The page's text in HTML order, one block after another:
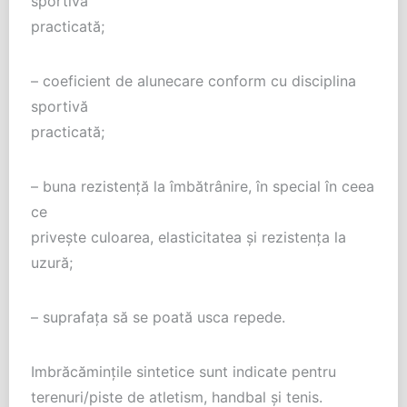
practicată;
– coeficient de alunecare conform cu disciplina
sportivă
practicată;
– buna rezistenţă la îmbătrânire, în special în ceea
ce
priveşte culoarea, elasticitatea şi rezistenţa la
uzură;
– suprafaţa să se poată usca repede.
Imbrăcăminţile sintetice sunt indicate pentru
terenuri/piste de atletism, handbal şi tenis.